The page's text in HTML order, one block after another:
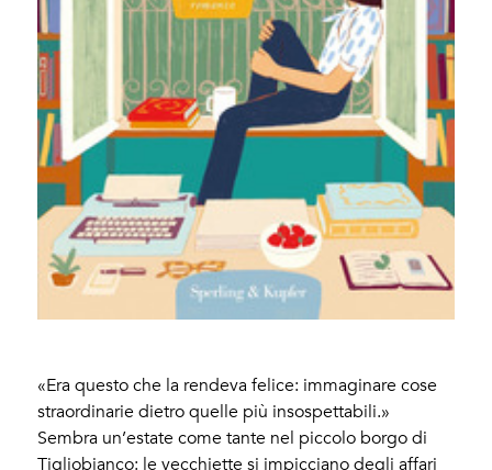
«Era questo che la rendeva felice: immaginare cose
straordinarie dietro quelle più insospettabili.»
Sembra un’estate come tante nel piccolo borgo di
Tigliobianco: le vecchiette si impicciano degli affari